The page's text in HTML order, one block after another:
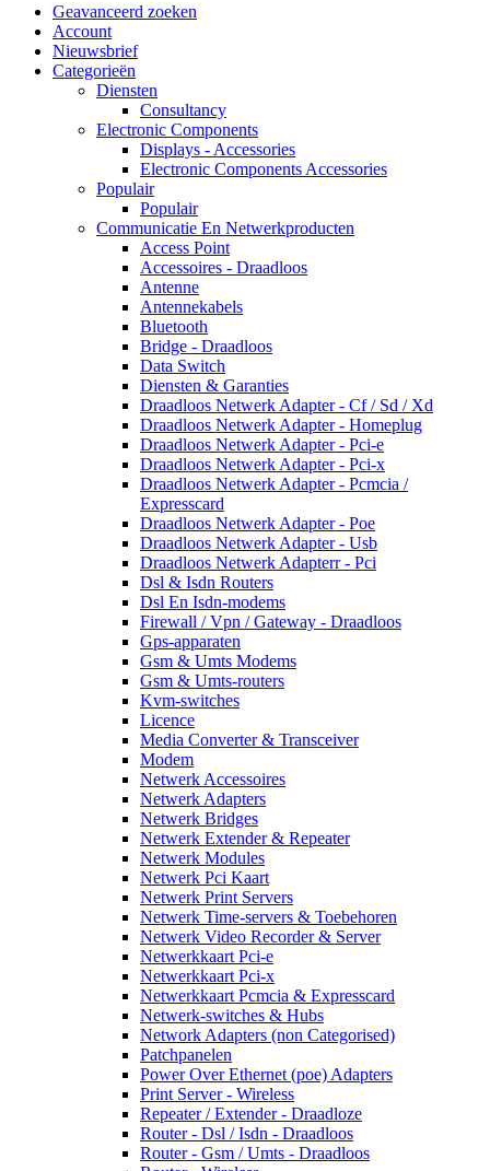
Geavanceerd zoeken
Account
Nieuwsbrief
Categorieën
Diensten
Consultancy
Electronic Components
Displays - Accessories
Electronic Components Accessories
Populair
Populair
Communicatie En Netwerkproducten
Access Point
Accessoires - Draadloos
Antenne
Antennekabels
Bluetooth
Bridge - Draadloos
Data Switch
Diensten & Garanties
Draadloos Netwerk Adapter - Cf / Sd / Xd
Draadloos Netwerk Adapter - Homeplug
Draadloos Netwerk Adapter - Pci-e
Draadloos Netwerk Adapter - Pci-x
Draadloos Netwerk Adapter - Pcmcia /
Expresscard
Draadloos Netwerk Adapter - Poe
Draadloos Netwerk Adapter - Usb
Draadloos Netwerk Adapterr - Pci
Dsl & Isdn Routers
Dsl En Isdn-modems
Firewall / Vpn / Gateway - Draadloos
Gps-apparaten
Gsm & Umts Modems
Gsm & Umts-routers
Kvm-switches
Licence
Media Converter & Transceiver
Modem
Netwerk Accessoires
Netwerk Adapters
Netwerk Bridges
Netwerk Extender & Repeater
Netwerk Modules
Netwerk Pci Kaart
Netwerk Print Servers
Netwerk Time-servers & Toebehoren
Netwerk Video Recorder & Server
Netwerkkaart Pci-e
Netwerkkaart Pci-x
Netwerkkaart Pcmcia & Expresscard
Netwerk-switches & Hubs
Network Adapters (non Categorised)
Patchpanelen
Power Over Ethernet (poe) Adapters
Print Server - Wireless
Repeater / Extender - Draadloze
Router - Dsl / Isdn - Draadloos
Router - Gsm / Umts - Draadloos